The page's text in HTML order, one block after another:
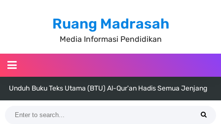
Ruang Madrasah
Media Informasi Pendidikan
Unduh Buku Teks Utama (BTU) Al-Qur'an Hadis Semua Jenjang